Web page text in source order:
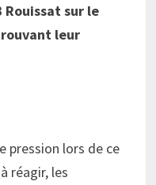
sur le
leur
pression lors de ce
réagir, les